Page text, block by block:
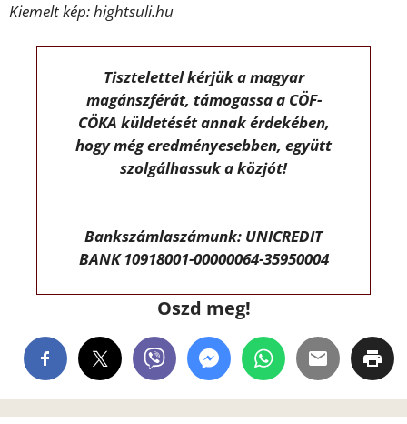
Kiemelt kép: hightsuli.hu
Tisztelettel kérjük a magyar
magánszférát, támogassa a CÖF-
CÖKA küldetését annak érdekében,
hogy még eredményesebben, együtt
szolgálhassuk a közjót!
Bankszámlaszámunk: UNICREDIT
BANK 10918001-00000064-35950004
Oszd meg!